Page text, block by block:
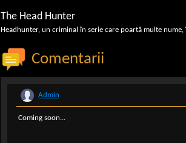
The Head Hunter
Headhunter, un criminal în serie care poartă multe
Comentarii
Admin
Coming soon...